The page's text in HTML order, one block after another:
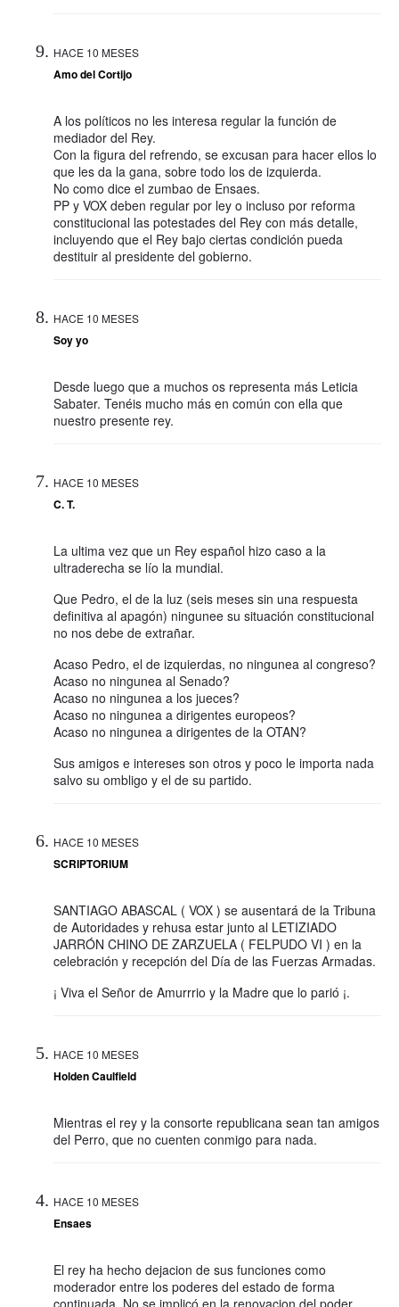
HACE 10 MESES
Amo del Cortijo
A los políticos no les interesa regular la función de
mediador del Rey.
Con la figura del refrendo, se excusan para hacer ellos lo
que les da la gana, sobre todo los de izquierda.
No como dice el zumbao de Ensaes.
PP y VOX deben regular por ley o incluso por reforma
constitucional las potestades del Rey con más detalle,
incluyendo que el Rey bajo ciertas condición pueda
destituir al presidente del gobierno.
HACE 10 MESES
Soy yo
Desde luego que a muchos os representa más Leticia
Sabater. Tenéis mucho más en común con ella que
nuestro presente rey.
HACE 10 MESES
C. T.
La ultima vez que un Rey español hizo caso a la
ultraderecha se lío la mundial.
Que Pedro, el de la luz (seis meses sin una respuesta
definitiva al apagón) ningunee su situación constitucional
no nos debe de extrañar.
Acaso Pedro, el de izquierdas, no ningunea al congreso?
Acaso no ningunea al Senado?
Acaso no ningunea a los jueces?
Acaso no ningunea a dirigentes europeos?
Acaso no ningunea a dirigentes de la OTAN?
Sus amigos e intereses son otros y poco le importa nada
salvo su ombligo y el de su partido.
HACE 10 MESES
SCRIPTORIUM
SANTIAGO ABASCAL ( VOX ) se ausentará de la Tribuna
de Autoridades y rehusa estar junto al LETIZIADO
JARRÓN CHINO DE ZARZUELA ( FELPUDO VI ) en la
celebración y recepción del Día de las Fuerzas Armadas.
¡ Viva el Señor de Amurrrio y la Madre que lo parió ¡.
HACE 10 MESES
Holden Caulfield
Mientras el rey y la consorte republicana sean tan amigos
del Perro, que no cuenten conmigo para nada.
HACE 10 MESES
Ensaes
El rey ha hecho dejacion de sus funciones como
moderador entre los poderes del estado de forma
continuada. No se implicó en la renovacion del poder